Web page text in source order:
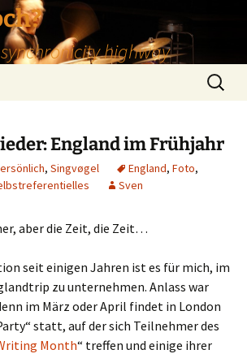
highway
Suchen
nach:
England im Frühjahr
, Singvøgel England, Foto,
Sven
aber die Zeit, die Zeit…
seit einigen Jahren ist es für mich, im
zu unternehmen. Anlass war
im März oder April findet in London
statt, auf der sich Teilnehmer des
Month“ treffen und einige ihrer